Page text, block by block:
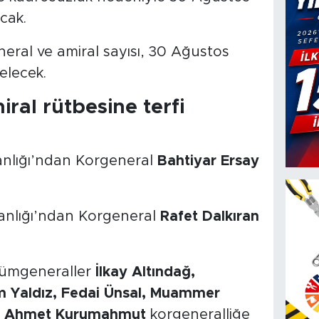
ve amiral sayısı, 30 Ağustos
rütbesine terfi
Korgeneral Bahtiyar Ersay
Korgeneral Rafet Dalkıran
İlkay Altındağ,
Yaldız, Fedai Ünsal, Muammer
Kurumahmutkorgeneralliğe